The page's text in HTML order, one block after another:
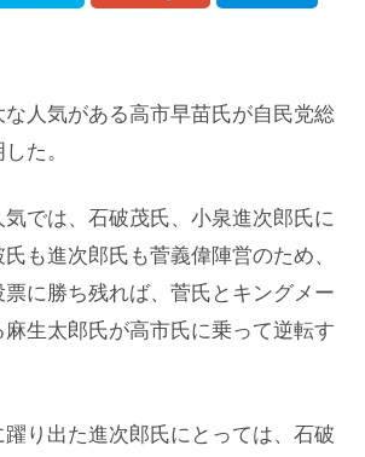
人気がある高市早苗氏が自民党総
た。
では、石破茂氏、小泉進次郎氏に
も進次郎氏も菅義偉陣営のため、
票に勝ち残れば、菅氏とキングメー
生太郎氏が高市氏に乗って逆転す
り出た進次郎氏にとっては、石破